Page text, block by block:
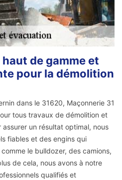
de gamme et
pour la démolition
dans le 31620, Maçonnerie 31
tous travaux de démolition et
un résultat optimal, nous
fiables et des engins qui
le bulldozer, des camions,
de cela, nous avons à notre
qualifiés et